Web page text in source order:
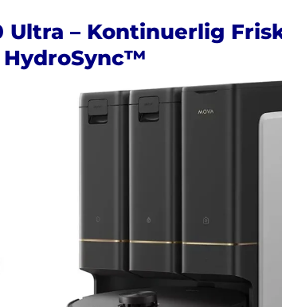
Ultra – Kontinuerlig